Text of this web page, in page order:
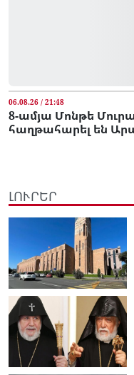
06.08.26 / 21:48
8-ամյա Մոնթե
հաղթահարել են
ԼՈՒՐԵՐ